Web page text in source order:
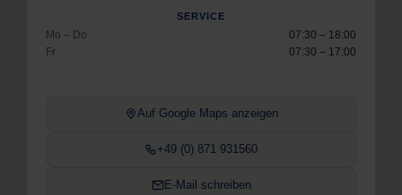
SERVICE
Mo – Do
07:30 – 18:00
Fr
07:30 – 17:00
Auf Google Maps anzeigen
+49 (0) 871 931560
E-Mail schreiben